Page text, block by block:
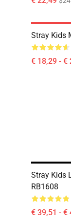
Stray Kids
€ 18,29 - €
Stray Kids
RB1608
€ 39,51 - €